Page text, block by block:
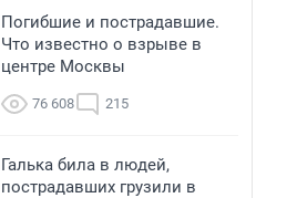
Погибшие и пострадавшие.
Что известно о взрыве в
центре Москвы
76 608 215
Галька била в людей,
пострадавших грузили в